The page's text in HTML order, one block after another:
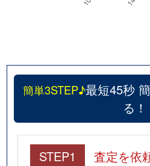
簡単3STEP♪最短45秒
る！
STEP1 査定を依